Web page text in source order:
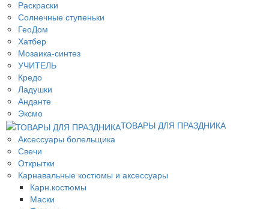
Раскраски
Солнечные ступеньки
ГеоДом
Хатбер
Мозаика-синтез
УЧИТЕЛЬ
Кредо
Ладушки
Анданте
Эксмо
ТОВАРЫ ДЛЯ ПРАЗДНИКА
Аксессуары болельщика
Свечи
Открытки
Карнавальные костюмы и аксессуары
Карн.костюмы
Маски